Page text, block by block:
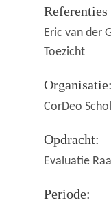
Referenties
Eric van der
Toezicht
Organisatie:
CorDeo
Opdracht:
Evaluatie
Periode: